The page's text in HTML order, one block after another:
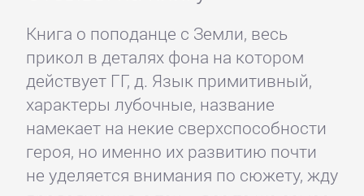
Книга о поподанце с Земли, весь
прикол в деталях фона на котором
действует ГГ, д. Язык примитивный,
характеры лубочные, название
намекает на некие сверхспособности
героя, но именно их развитию почти
не уделяется внимания по сюжету, жду